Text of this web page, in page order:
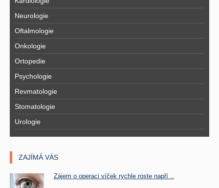
Neurologie
Oftalmologie
Onkologie
Ortopedie
Psychologie
Revmatologie
Stomatologie
Urologie
ZAJÍMÁ VÁS
Zájem o operaci víček rychle roste napří ..